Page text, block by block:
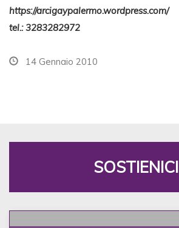
https://arcigaypalermo.wordpress.com/
tel.: 3283282972
14 Gennaio 2010
SOSTIENICI